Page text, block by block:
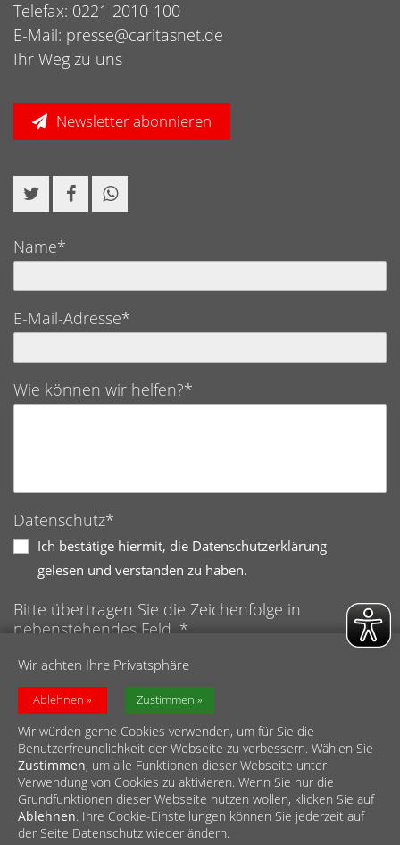
Wir achten Ihre Privatsphäre
Ablehnen Zustimmen
Wir würden gerne Cookies verwenden, um für Sie die
Benutzerfreundlichkeit der Webseite zu verbessern. Wählen Sie
Zustimmen, um alle Funktionen dieser Webseite unter
Verwendung von Cookies zu aktivieren. Wenn Sie nur die
Grundfunktionen dieser Webseite nutzen wollen, klicken Sie auf
Ablehnen. Ihre Cookie-Einstellungen können Sie jederzeit auf
der Seite Datenschutz wieder ändern.
Telefax: 0221 2010-100
E-Mail: presse@caritasnet.de
Ihr Weg zu uns
Newsletter abonnieren
Name*
E-Mail-Adresse*
Wie können wir helfen?*
Datenschutz*
Ich bestätige hiermit, die Datenschutzerklärung
gelesen und verstanden zu haben.
Bitte übertragen Sie die Zeichenfolge in
nebenstehendes Feld. *
Anti-Roboter-Verifizierung
Hier klicken
© Diözesan-Caritasverband für das Erzbistum Köln e.V.